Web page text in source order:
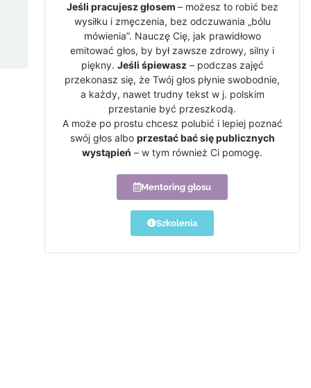
Jeśli pracujesz głosem – możesz to robić bez
wysiłku i zmęczenia, bez odczuwania „bólu
mówienia”. Nauczę Cię, jak prawidłowo
emitować głos, by był zawsze zdrowy, silny i
piękny. Jeśli śpiewasz– podczas zajęć
przekonasz się, że Twój głos płynie swobodnie,
a każdy, nawet trudny tekst w j. polskim
przestanie być przeszkodą.
A może po prostu chcesz polubić i lepiej poznać
swój głos albo przestać bać się publicznych
wystąpień – w tym również Ci pomogę.
Mentoring głosu
Szkolenia